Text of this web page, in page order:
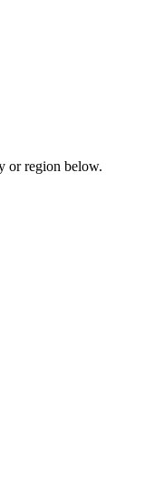
or region below.